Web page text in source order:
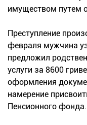
имуществом путем
Преступление
февраля мужчина
предложил
услуги за 8600
оформления
намерение
Пенсионного фонда.